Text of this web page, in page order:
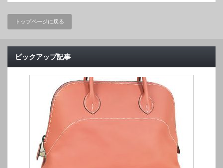
トップページに戻る
ピックアップ記事